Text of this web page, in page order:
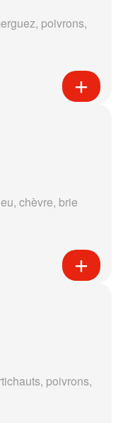
poivrons,
chèvre, brie
poivrons,